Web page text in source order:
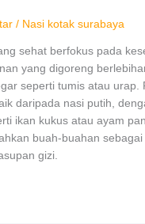
/ Nasi kotak surabaya
sehat berfokus pada
yang digoreng
seperti tumis atau urap.
daripada nasi putih,
ikan kukus atau ayam
buah-buahan
gizi.